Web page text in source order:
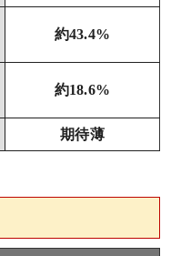
約43.4%
約18.6%
期待薄